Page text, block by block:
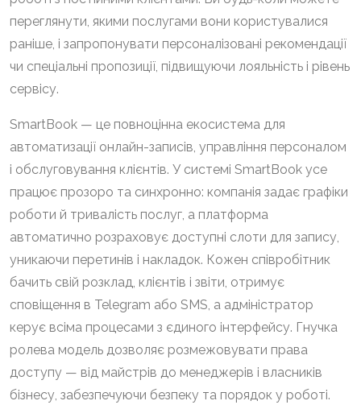
переглянути, якими послугами вони користувалися
раніше, і запропонувати персоналізовані рекомендації
чи спеціальні пропозиції, підвищуючи лояльність і рівень
сервісу.
SmartBook — це повноцінна екосистема для
автоматизації онлайн-записів, управління персоналом
і обслуговування клієнтів. У системі SmartBook усе
працює прозоро та синхронно: компанія задає графіки
роботи й тривалість послуг, а платформа
автоматично розраховує доступні слоти для запису,
уникаючи перетинів і накладок. Кожен співробітник
бачить свій розклад, клієнтів і звіти, отримує
сповіщення в Telegram або SMS, а адміністратор
керує всіма процесами з єдиного інтерфейсу. Гнучка
ролева модель дозволяє розмежовувати права
доступу — від майстрів до менеджерів і власників
бізнесу, забезпечуючи безпеку та порядок у роботі.